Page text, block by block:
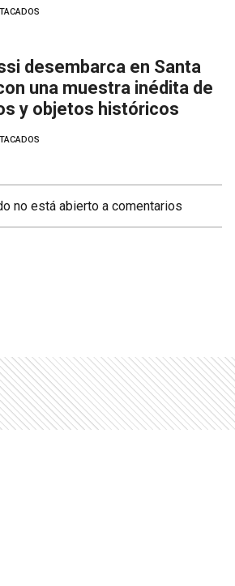
desembarca en Santa
una muestra inédita de
y objetos históricos
no está abierto a comentarios